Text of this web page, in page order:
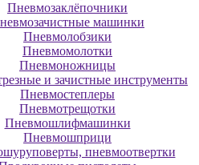
Пневмозаклёпочники
машинки
Пневмолобзики
Пневмомолотки
Пневмоножницы
и зачистные инструменты
Пневмостеплеры
Пневмотрещотки
Пневмошлифмашинки
Пневмошприци
пневмоотвертки